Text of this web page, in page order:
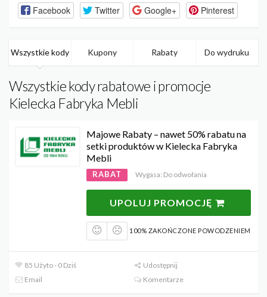
Facebook Twitter Google+ Pinterest
Wszystkie kody Kupony Rabaty Do wydruku
Wszystkie kody rabatowe i promocje
Kielecka Fabryka Mebli
Majowe Rabaty – nawet 50% rabatu na
setki produktów w Kielecka Fabryka
Mebli
RABAT Wygasa: Do odwołania
UPOLUJ PROMOCJĘ
100% ZAKOŃCZONE POWODZENIEM
85 Użyto - 0 Dziś
Udostępnij
Email
Komentarze